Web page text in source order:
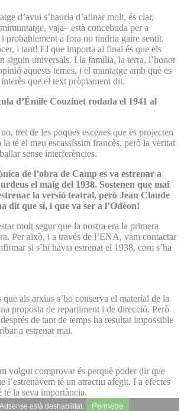
d’avui s’hauria d’afinar molt, és clar,
vaja– està concebuda per a
i probablement a fora no tindria gaire sentit.
i tant! El que importa al final és que els
siguin universals. I la família, la terra, l’honor
aquests temes, i el muntatge amb què es
que el text pròpiament dit.
d’Émile Couzinet rodada el 1941 al
tret de les poques escenes que es projecten
té el meu escassíssim francès, però la veritat
sense interferències.
de l’obra de Camp es va estrenar a
el maig del 1938. Sostenen que mai
la versió teatral, però Jean Claude
dit que sí, i que va ser a l’Odéon!
molt segur que la nostra era la primera
Per això, i a través de l’ENA, vam contactar
si s’hi havia estrenat el 1938, com s’ha
als arxius s’ho conserva el material de la
proposta de repartiment i de direcció. Però
de tant de temps ha resultat impossible
a estrenar mai.
volgut comprovar és perquè poder dir que
l’estrenàvem té un atractiu afegit. I a efectes
té la seva importància.
està deshabilitat. Permetre